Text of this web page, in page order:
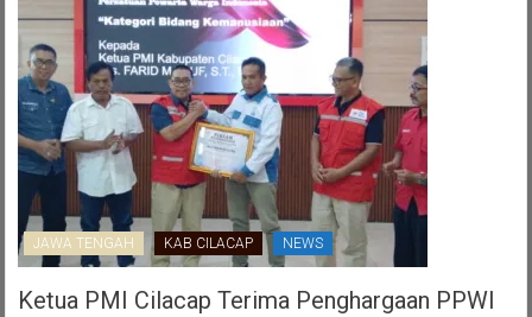
JAWA TENGAH KAB CILACAP NEWS
Ketua PMI Cilacap Terima Penghargaan PPWI